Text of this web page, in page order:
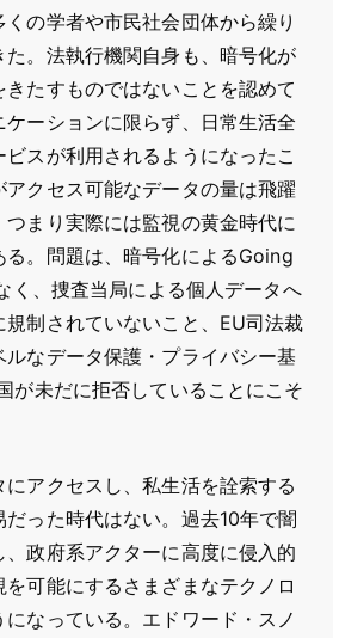
の学者や市民社会団体から繰り
。法執行機関自身も、暗号化が
たすものではないことを認めて
ーションに限らず、日常生活全
スが利用されるようになったこ
アクセス可能なデータの量は飛躍
まり実際には監視の黄金時代に
る。問題は、暗号化によるGoing
く、捜査当局による個人データへ
制されていないこと、EU司法裁
なデータ保護・プライバシー基
が未だに拒否していることにこそ
アクセスし、私生活を詮索する
だった時代はない。過去10年で闇
政府系アクターに高度に侵入的
可能にするさまざまなテクノロ
なっている。エドワード・スノ